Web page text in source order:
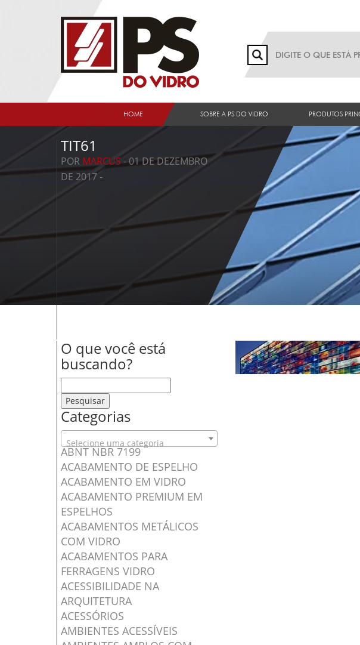
HOME SOBRE A PS DO VIDRO PRODUTOS
TIT61
POR MARCUS- 01 DE DEZEMBRO
DE 2017 -
O que você está
buscando?
Categorias
Selecione uma categoria
ABNT NBR 7199
ACABAMENTO DE ESPELHO
ACABAMENTO EM VIDRO
ACABAMENTO PREMIUM EM
ESPELHOS
ACABAMENTOS METÁLICOS
COM VIDRO
ACABAMENTOS PARA
FERRAGENS VIDRO
ACESSIBILIDADE NA
ARQUITETURA
ACESSÓRIOS
AMBIENTES ACESSÍVEIS